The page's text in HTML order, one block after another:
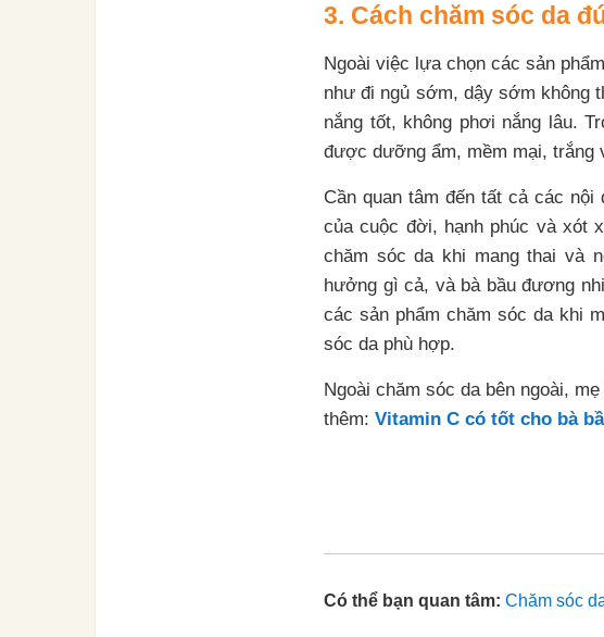
3. Cách chăm sóc da
Ngoài việc lựa chọn các sản
như đi ngủ sớm, dậy sớm không
nắng tốt, không phơi nắng lâu.
được dưỡng ẩm, mềm mại, trắng
Cần quan tâm đến tất cả các
của cuộc đời, hạnh phúc và xót
chăm sóc da khi mang thai và
hưởng gì cả, và bà bầu đương
các sản phẩm chăm sóc da khi
sóc da phù hợp.
Ngoài chăm sóc da bên ngoài,
thêm: Vitamin C có tốt cho bà
Có thể bạn quan tâm: Chăm sóc